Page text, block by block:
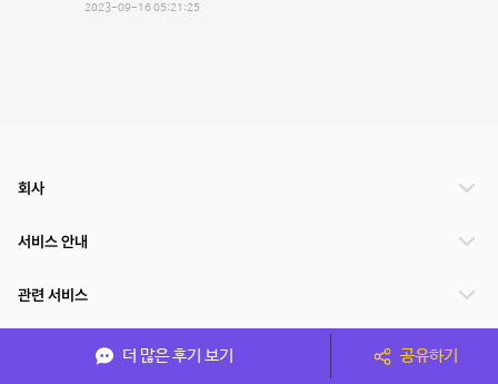
2023-09-16 05:21:25
더 많은 후기 보기 공유하기
회사
서비스 안내
관련 서비스